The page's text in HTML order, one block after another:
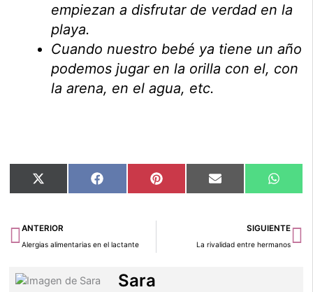
empiezan a disfrutar de verdad en la
playa.
Cuando nuestro bebé ya tiene un año
podemos jugar en la orilla con el, con
la arena, en el agua, etc.
Compartir
en
X
(Twitter)
Compartir
en
Facebook Compartir
en
Pinterest Compartir
en
Email
en
Ant
ANTERIOR
Alergias alimentarias en el lactante
SIGUIENTE
La rivalidad entre hermanos
Sara